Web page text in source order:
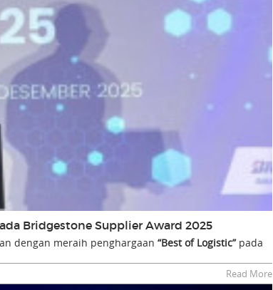
Bridgestone Supplier Award 2025
dengan meraih penghargaan “Best of Logistic”pada
Read More